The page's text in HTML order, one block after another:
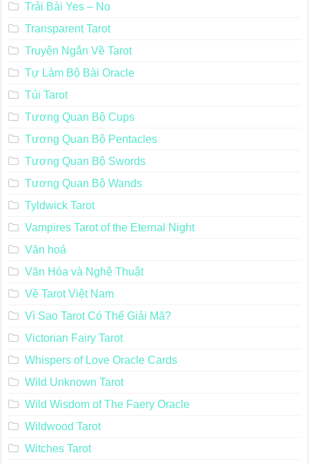
Trải Bài Yes – No
Transparent Tarot
Truyện Ngắn Về Tarot
Tự Làm Bộ Bài Oracle
Túi Tarot
Tương Quan Bộ Cups
Tương Quan Bộ Pentacles
Tương Quan Bộ Swords
Tương Quan Bộ Wands
Tyldwick Tarot
Vampires Tarot of the Eternal Night
Văn hoá
Văn Hóa và Nghệ Thuật
Về Tarot Việt Nam
Vì Sao Tarot Có Thể Giải Mã?
Victorian Fairy Tarot
Whispers of Love Oracle Cards
Wild Unknown Tarot
Wild Wisdom of The Faery Oracle
Wildwood Tarot
Witches Tarot